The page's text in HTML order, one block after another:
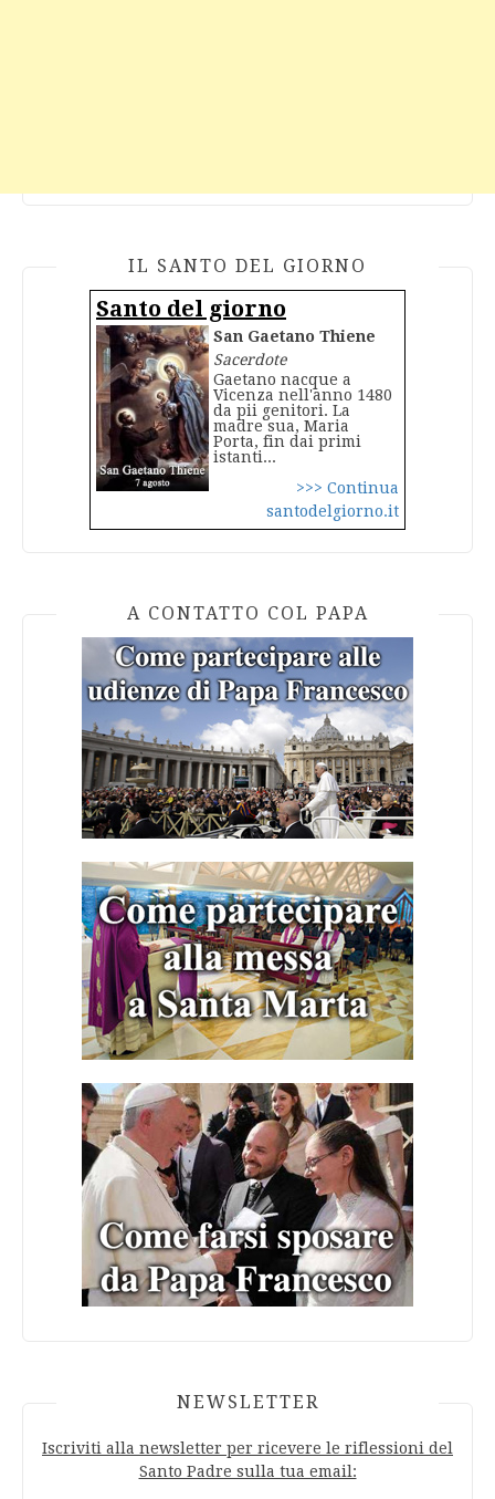
IL SANTO DEL GIORNO
Santo del giorno
San Gaetano Thiene
Sacerdote
Gaetano nacque a
Vicenza nell'anno 1480
da pii genitori. La
madre sua, Maria
Porta, fin dai primi
istanti...
>>> Continua
santodelgiorno.it
A CONTATTO COL PAPA
NEWSLETTER
Iscriviti alla newsletter per ricevere le riflessioni del
Santo Padre sulla tua email: